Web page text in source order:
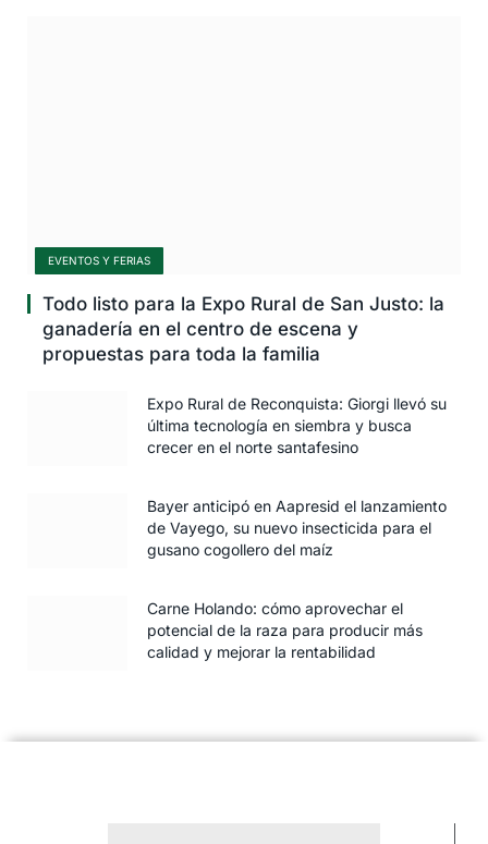
EVENTOS Y FERIAS
Todo listo para la Expo Rural de San Justo: la
ganadería en el centro de escena y
propuestas para toda la familia
Expo Rural de Reconquista: Giorgi llevó su
última tecnología en siembra y busca
crecer en el norte santafesino
Bayer anticipó en Aapresid el lanzamiento
de Vayego, su nuevo insecticida para el
gusano cogollero del maíz
Carne Holando: cómo aprovechar el
potencial de la raza para producir más
calidad y mejorar la rentabilidad